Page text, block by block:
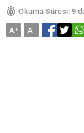
Okuma Süresi: 9
A+ A-